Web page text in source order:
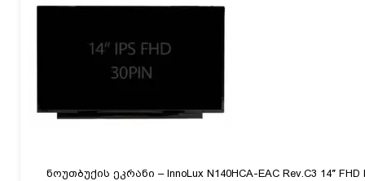
ნოუთბუქის ეკრანი – InnoLux N140HCA-EAC Rev.C3 14″ FHD